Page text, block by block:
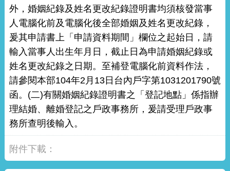
外，婚姻紀錄及姓名更改紀錄證明書均須核發當事
人電腦化前及電腦化後全部婚姻及姓名更改紀錄，
爰其申請書上「申請資料期間」欄位之起始日，請
輸入當事人出生年月日，截止日為申請婚姻紀錄或
姓名更改紀錄之日期。至補登電腦化前資料作法，
請參閱本部104年2月13日台內戶字第1031201790號
函。(二)有關婚姻紀錄證明書之「登記地點」係指辦
理結婚、離婚登記之戶政事務所，爰請受理戶政事
務所查明後輸入。